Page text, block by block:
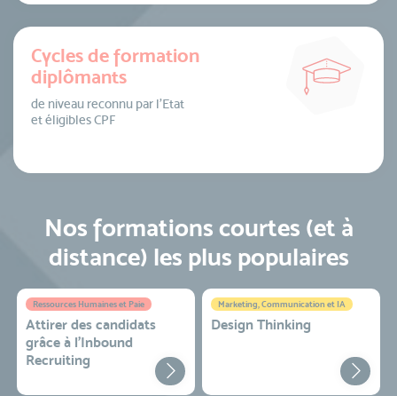
Cycles de formation
diplômants
de niveau reconnu par l’Etat
et éligibles CPF
Nos formations courtes (et à
distance) les plus populaires
Ressources Humaines et Paie
Attirer des candidats
grâce à l’Inbound
Recruiting
Marketing, Communication et IA
Design Thinking